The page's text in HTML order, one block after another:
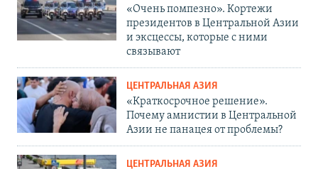
«Очень помпезно». Кортежи
президентов в Центральной Азии
и эксцессы, которые с ними
связывают
ЦЕНТРАЛЬНАЯ АЗИЯ
«Краткосрочное решение».
Почему амнистии в Центральной
Азии не панацея от проблемы?
ЦЕНТРАЛЬНАЯ АЗИЯ